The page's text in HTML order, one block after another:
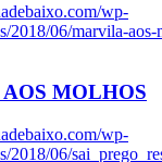
wp-
2018/06/marvila-
MOLHOS
wp-
2018/06/